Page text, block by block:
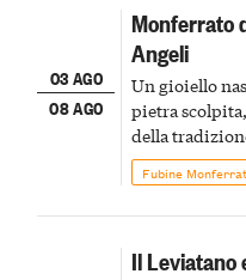
03 AGO
08 AGO
Monferrato
Angeli
Un gioiello
pietra
della
Fubine
Il Leviatano